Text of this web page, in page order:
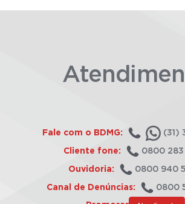
Fale com o BDMG: (31)
Cliente fone: 0800 283
Ouvidoria: 0800 940
Canal de Denúncias: 0800